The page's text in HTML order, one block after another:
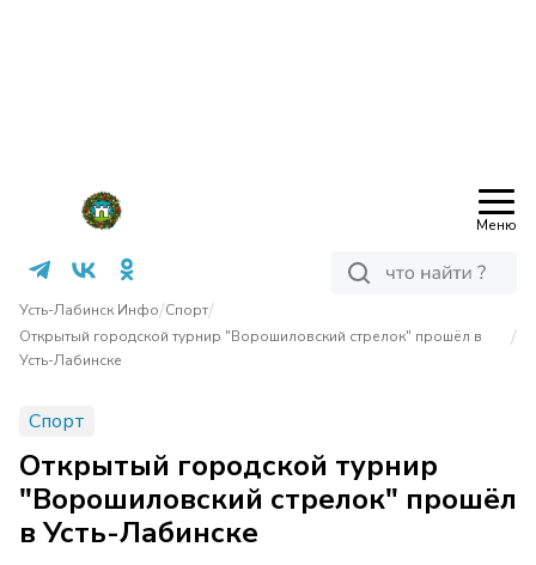
Меню
Усть-Лабинск Инфо/Спорт/
Открытый городской турнир "Ворошиловский стрелок" прошёл в
Усть-Лабинске
/
Спорт
Открытый городской турнир
"Ворошиловский стрелок" прошёл
в Усть-Лабинске